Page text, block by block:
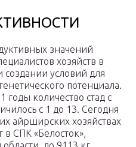
значений
хозяйств в
создании условий для
потенциала.
годы количество стад с
с 1 до 13. Сегодня
айрширских хозяйствах
в СПК «Белосток»,